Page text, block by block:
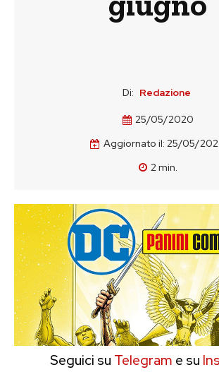
Di: Redazione
25/05/2020
Aggiornato il: 25/05/
2min.
Seguici su Telegram e su